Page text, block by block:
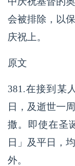
会被排除，以
庆祝上。
原文
381.在接到某
日，及逝世一
撒。即使在圣
日」及平日，
外。